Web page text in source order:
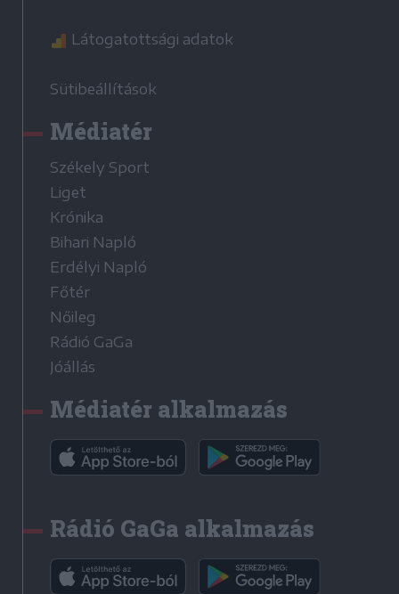
Látogatottsági adatok
Sütibeállítások
Médiatér
Székely Sport
Liget
Krónika
Bihari Napló
Erdélyi Napló
Főtér
Nőileg
Rádió GaGa
Jóállás
Médiatér alkalmazás
Rádió GaGa alkalmazás